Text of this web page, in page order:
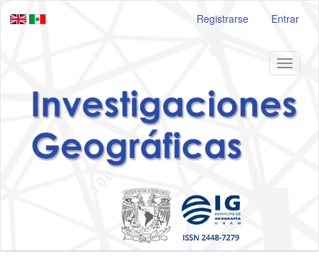
principal
Registrarse Entrar
Toggle